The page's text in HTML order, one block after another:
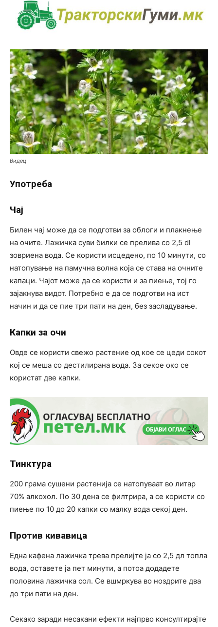
Видец
Употреба
Чај
Билен чај може да се подготви за облоги и плакнење
на очите. Лажичка суви билки се прелива со 2,5 dl
зовриена вода. Се користи исцедено, по 10 минути, со
натопување на памучна волна која се става на очните
капаци. Чајот може да се користи и за пиење, тој го
зајакнува видот. Потребно е да се подготви на ист
начин и да се пие три пати на ден, без засладување.
Капки за очи
Овде се користи свежо растение од кое се цеди сокот
кој се меша со дестилирана вода. За секое око се
користат две капки.
Тинктура
200 грама сушени растенија се натопуваат во литар
70% алкохол. По 30 дена се филтрира, а се користи со
пиење по 10 до 20 капки со малку вода секој ден.
Против кивавица
Една кафена лажичка трева прелијте ја со 2,5 дл топла
вода, оставете ја пет минути, а потоа додадете
половина лажичка сол. Се вшмркува во ноздрите два
до три пати на ден.
Секако заради несакани ефекти најпрво консултирајте